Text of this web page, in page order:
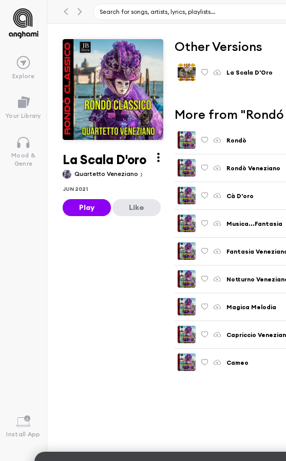
Explore
Your Library
Mood &
Genre
Install App
La Scala D'oro
Quartetto Veneziano
JUN 2021
Play Like
Other Versions
La Scala D'Oro
More from
Rondò
Rondò Veneziano
Cà D'oro
Musica...Fantasia
Fantasia
Notturno
Magica Melodia
Capriccio
Cameo